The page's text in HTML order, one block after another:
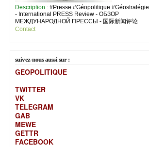
Description : #Presse #Géopolitique #Géostratégie
- International PRESS Review - ОБЗОР
МЕЖДУНАРОДНОЙ ПРЕССЫ - 国际新闻评论
Contact
suivez-nous aussi sur :
GEOPOLITIQUE
TWITTER
VK
TELEGRAM
GAB
MEWE
GETTR
FACEBOOK